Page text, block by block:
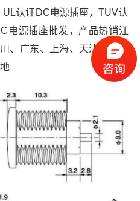
认证DC电源插座，TUV认
电源插座批发，产品热销江
、广东、上海、天津、重庆
。